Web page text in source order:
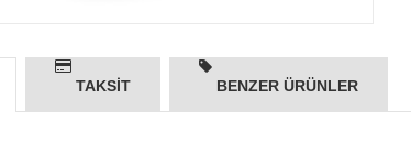
TAKSİT BENZER ÜRÜNLER